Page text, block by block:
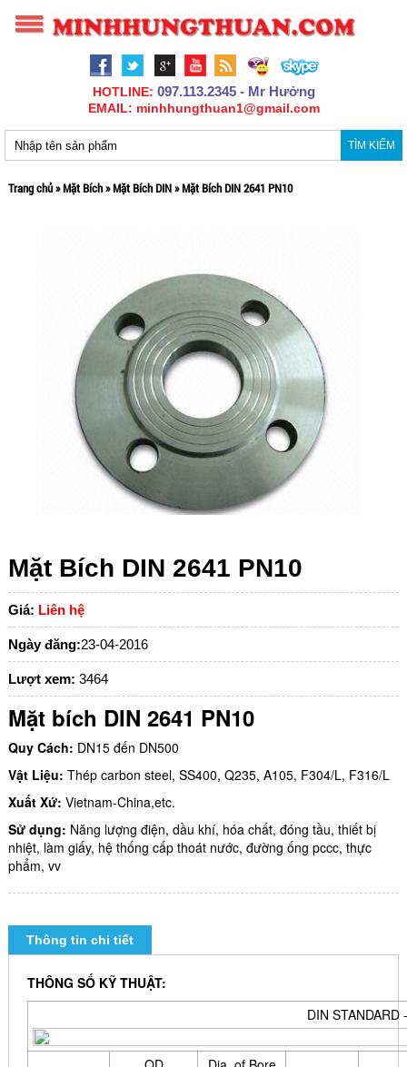
HOTLINE: 097.113.2345 - Mr Hưởng
EMAIL: minhhungthuan1@gmail.com
TÌM KIẾM
Trang chủ»Mặt Bích»Mặt Bích DIN»Mặt Bích DIN 2641 PN10
Mặt Bích DIN 2641 PN10
Giá: Liên hệ
Ngày đăng:23-04-2016
Lượt xem: 3464
Mặt bích DIN 2641 PN10
Quy Cách: DN15 đến DN500
Vật Liệu: Thép carbon steel, SS400, Q235, A105, F304/L, F316/L
Xuất Xứ: Vietnam-China,etc.
Sử dụng: Năng lượng điện, dầu khí, hóa chất, đóng tầu, thiết bị
nhiệt, làm giấy, hệ thống cấp thoát nước, đường ống pccc, thực
phẩm, vv
Thông tin chi tiết
THÔNG SỐ KỸ THUẬT:
DIN